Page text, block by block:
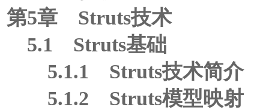
第5章 Struts技术
5.1 Struts基础
5.1.1 Struts技术简介
5.1.2 Struts模型映射